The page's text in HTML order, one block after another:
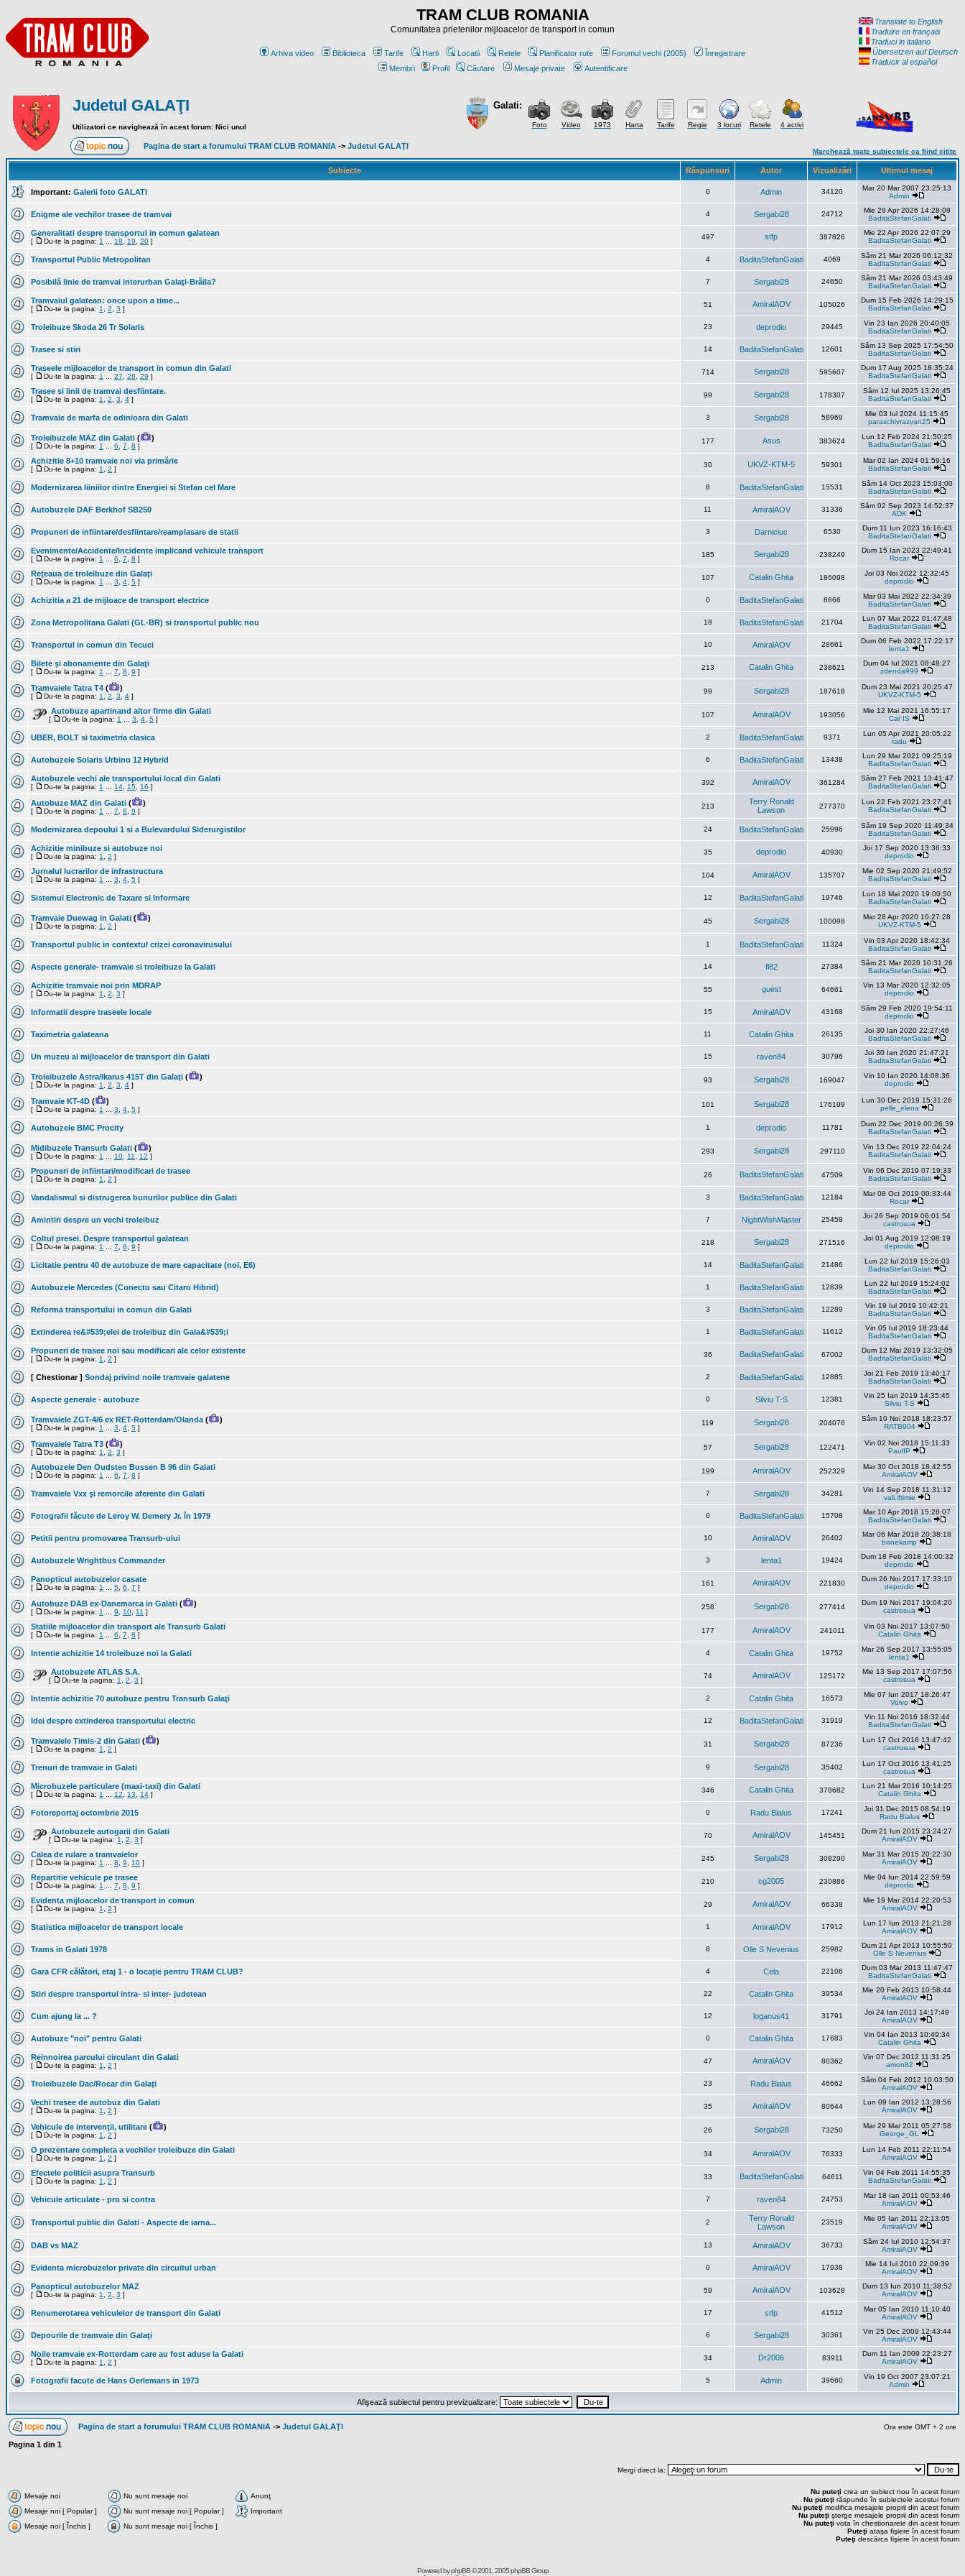
TRAM CLUB ROMANIA
Comunitatea prietenilor mijloacelor de transport in comun
Arhiva video Biblioteca Tarife Harti Locatii Retele Planificator rute Forumul vechi (2005)
Înregistrare
Membri
Profil Căutare Mesaje private Autentificare
Translate to English
Traduire en français
Traduci in italiano
Übersetzen auf Deutsch
Traducir al español
Judetul GALAŢI
Utilizatori ce navighează în acest forum: Nici unul
Galati:
Foto Video 1973 Harta Tarife Regie 3 locuri Retele 4 activi
Pagina de start a forumului TRAM CLUB ROMANIA -> Judetul GALAŢI
Marchează toate subiectele ca fiind citite
Subiecte Răspunsuri Autor Vizualizări Ultimul mesaj
Important: Galerii foto GALATI 0 Admin 34120
Mar 20 Mar 2007 23:25:13
Admin
Enigme ale vechilor trasee de tramvai 4 Sergabi28 24712
Mie 29 Apr 2026 14:28:09
BaditaStefanGalati
Generalitati despre transportul in comun galatean
[ Du-te la pagina: 1 18 19 20 ]
497 stfp 387826
Mie 22 Apr 2026 22:07:29
BaditaStefanGalati
Transportul Public Metropolitan 4 BaditaStefanGalati 4069
Sâm 21 Mar 2026 06:12:32
BaditaStefanGalati
Posibilă linie de tramvai interurban Galaţi-Brăila? 7 Sergabi28 24650
Sâm 21 Mar 2026 03:43:49
BaditaStefanGalati
Tramvaiul galatean: once upon a time...
[ Du-te la pagina: 1 2 3 ]
51 AmiralAOV 105026
Dum 15 Feb 2026 14:29:15
BaditaStefanGalati
Troleibuze Skoda 26 Tr Solaris 23 deprodio 29445
Vin 23 Ian 2026 20:40:05
BaditaStefanGalati
Trasee si stiri 14 BaditaStefanGalati 12601
Sâm 13 Sep 2025 17:54:50
BaditaStefanGalati
Traseele mijloacelor de transport in comun din Galati
[ Du-te la pagina: 1 27 28 29 ]
714 Sergabi28 595607
Dum 17 Aug 2025 18:35:24
BaditaStefanGalati
Trasee si linii de tramvai desfiintate.
[ Du-te la pagina: 1 2 3 4 ]
99 Sergabi28 178307
Sâm 12 Iul 2025 13:26:45
BaditaStefanGalati
Tramvaie de marfa de odinioara din Galati 3 Sergabi28 58969
Mie 03 Iul 2024 11:15:45
paraschivrazvan25
Troleibuzele MAZ din Galati ( )
[ Du-te la pagina: 1 6 7 8 ]
177 Asus 383624
Lun 12 Feb 2024 21:50:25
BaditaStefanGalati
Achizitie 8+10 tramvaie noi via primărie
[ Du-te la pagina: 1 2 ]
30 UKVZ-KTM-5 59301
Mar 02 Ian 2024 01:59:16
BaditaStefanGalati
Modernizarea liiniilor dintre Energiei si Stefan cel Mare 8 BaditaStefanGalati 15531
Sâm 14 Oct 2023 15:03:00
BaditaStefanGalati
Autobuzele DAF Berkhof SB250 11 AmiralAOV 31336
Sâm 02 Sep 2023 14:52:37
ADK
Propuneri de infiintare/desfiintare/reamplasare de statii 3 Darniciuc 6530
Dum 11 Iun 2023 16:16:43
BaditaStefanGalati
Evenimente/Accidente/Incidente implicand vehicule transport
[ Du-te la pagina: 1 6 7 8 ]
185 Sergabi28 238249
Dum 15 Ian 2023 22:49:41
Rocar
Reţeaua de troleibuze din Galaţi
[ Du-te la pagina: 1 3 4 5 ]
107 Catalin Ghita 186098
Joi 03 Noi 2022 12:32:45
deprodio
Achizitia a 21 de mijloace de transport electrice 0 BaditaStefanGalati 8666
Mar 03 Mai 2022 22:34:39
BaditaStefanGalati
Zona Metropolitana Galati (GL-BR) si transportul public nou 18 BaditaStefanGalati 21704
Lun 07 Mar 2022 01:47:48
BaditaStefanGalati
Transportul in comun din Tecuci 10 AmiralAOV 28661
Dum 06 Feb 2022 17:22:17
lenta1
Bilete şi abonamente din Galaţi
[ Du-te la pagina: 1 7 8 9 ]
213 Catalin Ghita 238621
Dum 04 Iul 2021 08:48:27
zdenda999
Tramvaiele Tatra T4 ( )
[ Du-te la pagina: 1 2 3 4 ]
99 Sergabi28 187618
Dum 23 Mai 2021 20:25:47
UKVZ-KTM-5
Autobuze apartinand altor firme din Galati
[ Du-te la pagina: 1 3 4 5 ]
107 AmiralAOV 193056
Mie 12 Mai 2021 16:55:17
Car IS
UBER, BOLT si taximetria clasica 2 BaditaStefanGalati 9371
Lun 05 Apr 2021 20:05:22
radu
Autobuzele Solaris Urbino 12 Hybrid 6 BaditaStefanGalati 13438
Lun 29 Mar 2021 09:25:19
BaditaStefanGalati
Autobuzele vechi ale transportului local din Galati
[ Du-te la pagina: 1 14 15 16 ]
392 AmiralAOV 361284
Sâm 27 Feb 2021 13:41:47
BaditaStefanGalati
Autobuze MAZ din Galati ( )
[ Du-te la pagina: 1 7 8 9 ]
213
Terry Ronald
Lawson
277370
Lun 22 Feb 2021 23:27:41
BaditaStefanGalati
Modernizarea depoului 1 si a Bulevardului Siderurgistilor 24 BaditaStefanGalati 25996
Sâm 19 Sep 2020 11:49:34
BaditaStefanGalati
Achizitie minibuze si autobuze noi
[ Du-te la pagina: 1 2 ]
35 deprodio 40930
Joi 17 Sep 2020 13:36:33
deprodio
Jurnalul lucrarilor de infrastructura
[ Du-te la pagina: 1 3 4 5 ]
104 AmiralAOV 135707
Mie 02 Sep 2020 21:49:52
BaditaStefanGalati
Sistemul Electronic de Taxare si Informare 12 BaditaStefanGalati 19746
Lun 18 Mai 2020 19:00:50
BaditaStefanGalati
Tramvaie Duewag in Galati ( )
[ Du-te la pagina: 1 2 ]
45 Sergabi28 100098
Mar 28 Apr 2020 10:27:28
UKVZ-KTM-5
Transportul public in contextul crizei coronavirusului 1 BaditaStefanGalati 11324
Vin 03 Apr 2020 18:42:34
BaditaStefanGalati
Aspecte generale- tramvaie si troleibuze la Galati 14 fl82 27384
Sâm 21 Mar 2020 10:31:26
BaditaStefanGalati
Achizitie tramvaie noi prin MDRAP
[ Du-te la pagina: 1 2 3 ]
55 guest 64661
Vin 13 Mar 2020 12:32:05
deprodio
Informatii despre traseele locale 15 AmiralAOV 43168
Sâm 29 Feb 2020 19:54:11
deprodio
Taximetria galateana 11 Catalin Ghita 26135
Joi 30 Ian 2020 22:27:46
BaditaStefanGalati
Un muzeu al mijloacelor de transport din Galati 15 raven84 30796
Joi 30 Ian 2020 21:47:21
BaditaStefanGalati
Troleibuzele Astra/Ikarus 415T din Galaţi ( )
[ Du-te la pagina: 1 2 3 4 ]
93 Sergabi28 169047
Vin 10 Ian 2020 14:08:36
deprodio
Tramvaie KT-4D ( )
[ Du-te la pagina: 1 3 4 5 ]
101 Sergabi28 176199
Lun 30 Dec 2019 15:31:26
pelle_elena
Autobuzele BMC Procity 1 deprodio 11781
Dum 22 Dec 2019 00:26:39
BaditaStefanGalati
Midibuzele Transurb Galati ( )
[ Du-te la pagina: 1 10 11 12 ]
293 Sergabi28 297110
Vin 13 Dec 2019 22:04:24
BaditaStefanGalati
Propuneri de infiintari/modificari de trasee
[ Du-te la pagina: 1 2 ]
26 BaditaStefanGalati 47509
Vin 06 Dec 2019 07:19:33
BaditaStefanGalati
Vandalismul si distrugerea bunurilor publice din Galati 3 BaditaStefanGalati 12184
Mar 08 Oct 2019 00:33:44
Rocar
Amintiri despre un vechi troleibuz 7 NightWishMaster 25458
Joi 26 Sep 2019 06:01:54
castrosua
Coltul presei. Despre transportul galatean
[ Du-te la pagina: 1 7 8 9 ]
218 Sergabi28 271516
Joi 01 Aug 2019 12:08:19
deprodio
Licitatie pentru 40 de autobuze de mare capacitate (noi, E6) 14 BaditaStefanGalati 21486
Lun 22 Iul 2019 15:26:03
BaditaStefanGalati
Autobuzele Mercedes (Conecto sau Citaro Hibrid) 1 BaditaStefanGalati 12839
Lun 22 Iul 2019 15:24:02
BaditaStefanGalati
Reforma transportului in comun din Galati 3 BaditaStefanGalati 12289
Vin 19 Iul 2019 10:42:21
BaditaStefanGalati
Extinderea re&#539;elei de troleibuz din Gala&#539;i 1 BaditaStefanGalati 11612
Vin 05 Iul 2019 18:23:44
BaditaStefanGalati
Propuneri de trasee noi sau modificari ale celor existente
[ Du-te la pagina: 1 2 ]
36 BaditaStefanGalati 67002
Dum 12 Mai 2019 13:32:05
BaditaStefanGalati
[ Chestionar ] Sondaj privind noile tramvaie galatene 2 BaditaStefanGalati 12885
Joi 21 Feb 2019 13:40:17
BaditaStefanGalati
Aspecte generale - autobuze 0 Silviu T-S 12381
Vin 25 Ian 2019 14:35:45
Silviu T-S
Tramvaiele ZGT-4/6 ex RET-Rotterdam/Olanda ( )
[ Du-te la pagina: 1 3 4 5 ]
119 Sergabi28 204076
Sâm 10 Noi 2018 18:23:57
RATB904
Tramvaiele Tatra T3 ( )
[ Du-te la pagina: 1 2 3 ]
57 Sergabi28 122471
Vin 02 Noi 2018 15:11:33
PaulIP
Autobuzele Den Oudsten Bussen B 96 din Galati
[ Du-te la pagina: 1 6 7 8 ]
199 AmiralAOV 252329
Mar 30 Oct 2018 18:42:55
AmiralAOV
Tramvaiele Vxx şi remorcile aferente din Galati 7 Sergabi28 34281
Vin 14 Sep 2018 11:31:12
vali.iftimie
Fotografii făcute de Leroy W. Demery Jr. în 1979 0 BaditaStefanGalati 15708
Mar 10 Apr 2018 15:28:07
BaditaStefanGalati
Petitii pentru promovarea Transurb-ului 10 AmiralAOV 26402
Mar 06 Mar 2018 20:38:18
bonekamp
Autobuzele Wrightbus Commander 3 lenta1 19424
Dum 18 Feb 2018 14:00:32
deprodio
Panopticul autobuzelor casate
[ Du-te la pagina: 1 5 6 7 ]
161 AmiralAOV 221830
Dum 26 Noi 2017 17:33:10
deprodio
Autobuze DAB ex-Danemarca in Galati ( )
[ Du-te la pagina: 1 9 10 11 ]
258 Sergabi28 277414
Dum 19 Noi 2017 19:04:20
castrosua
Statiile mijloacelor din transport ale Transurb Galati
[ Du-te la pagina: 1 6 7 8 ]
177 AmiralAOV 241011
Vin 03 Noi 2017 13:07:50
Catalin Ghita
Intentie achizitie 14 troleibuze noi la Galati 4 Catalin Ghita 19752
Mar 26 Sep 2017 13:55:05
lenta1
Autobuzele ATLAS S.A.
[ Du-te la pagina: 1 2 3 ]
74 AmiralAOV 125172
Mie 13 Sep 2017 17:07:56
castrosua
Intentie achizitie 70 autobuze pentru Transurb Galaţi 2 Catalin Ghita 16573
Mie 07 Iun 2017 18:26:47
Volvo
Idei despre extinderea transportului electric 12 BaditaStefanGalati 31919
Vin 11 Noi 2016 18:32:44
BaditaStefanGalati
Tramvaiele Timis-2 din Galati ( )
[ Du-te la pagina: 1 2 ]
31 Sergabi28 87236
Lun 17 Oct 2016 13:47:42
castrosua
Trenuri de tramvaie in Galati 9 Sergabi28 35402
Lun 17 Oct 2016 13:41:25
castrosua
Microbuzele particulare (maxi-taxi) din Galati
[ Du-te la pagina: 1 12 13 14 ]
346 Catalin Ghita 378682
Lun 21 Mar 2016 10:14:25
Catalin Ghita
Fotoreportaj octombrie 2015 0 Radu Bialus 17241
Joi 31 Dec 2015 08:54:19
Radu Bialus
Autobuzele autogarii din Galati
[ Du-te la pagina: 1 2 3 ]
70 AmiralAOV 145451
Dum 21 Iun 2015 23:24:27
AmiralAOV
Calea de rulare a tramvaielor
[ Du-te la pagina: 1 8 9 10 ]
245 Sergabi28 308290
Mar 31 Mar 2015 20:22:30
AmiralAOV
Repartitie vehicule pe trasee
[ Du-te la pagina: 1 7 8 9 ]
210 cg2005 230886
Mie 04 Iun 2014 22:59:59
deprodio
Evidenta mijloacelor de transport in comun
[ Du-te la pagina: 1 2 ]
29 AmiralAOV 66338
Mie 19 Mar 2014 22:20:53
AmiralAOV
Statistica mijloacelor de transport locale 1 AmiralAOV 17912
Lun 17 Iun 2013 21:21:28
AmiralAOV
Trams in Galati 1978 8 Olle S Nevenius 25982
Dum 21 Apr 2013 10:55:50
Olle S Nevenius
Gara CFR călători, etaj 1 - o locaţie pentru TRAM CLUB? 4 Cela 22106
Dum 03 Mar 2013 11:47:47
BaditaStefanGalati
Stiri despre transportul intra- si inter- judetean 22 Catalin Ghita 39534
Mie 20 Feb 2013 10:58:44
AmiralAOV
Cum ajung la ... ? 12 loganus41 31791
Joi 24 Ian 2013 14:17:49
AmiralAOV
Autobuze "noi" pentru Galati 0 Catalin Ghita 17683
Vin 04 Ian 2013 10:49:34
Catalin Ghita
Reinnoirea parcului circulant din Galati
[ Du-te la pagina: 1 2 ]
47 AmiralAOV 80362
Vin 07 Dec 2012 11:31:25
amon82
Troleibuzele Dac/Rocar din Galaţi 23 Radu Bialus 46662
Sâm 04 Feb 2012 10:03:50
AmiralAOV
Vechi trasee de autobuz din Galati
[ Du-te la pagina: 1 2 ]
35 AmiralAOV 80644
Lun 09 Ian 2012 13:28:56
AmiralAOV
Vehicule de intervenţii, utilitare ( )
[ Du-te la pagina: 1 2 ]
26 Sergabi28 73250
Mar 29 Mar 2011 05:27:58
George_GL
O prezentare completa a vechilor troleibuze din Galati
[ Du-te la pagina: 1 2 ]
34 AmiralAOV 76333
Lun 14 Feb 2011 22:11:54
AmiralAOV
Efectele politicii asupra Transurb
[ Du-te la pagina: 1 2 ]
33 BaditaStefanGalati 64611
Vin 04 Feb 2011 14:55:35
BaditaStefanGalati
Vehicule articulate - pro si contra 7 raven84 24753
Mar 18 Ian 2011 00:53:46
AmiralAOV
Transportul public din Galati - Aspecte de iarna... 2
Terry Ronald
Lawson
23519
Mie 05 Ian 2011 22:13:05
AmiralAOV
DAB vs MAZ 13 AmiralAOV 36733
Sâm 24 Iul 2010 12:54:37
AmiralAOV
Evidenta microbuzelor private din circuitul urban 0 AmiralAOV 17938
Mie 14 Iul 2010 22:09:39
AmiralAOV
Panopticul autobuzelor MAZ
[ Du-te la pagina: 1 2 3 ]
59 AmiralAOV 103628
Dum 13 Iun 2010 11:38:52
AmiralAOV
Renumerotarea vehiculelor de transport din Galati 17 stfp 41512
Mar 05 Ian 2010 11:10:40
AmiralAOV
Depourile de tramvaie din Galaţi 6 Sergabi28 30361
Vin 25 Dec 2009 12:43:44
AmiralAOV
Noile tramvaie ex-Rotterdam care au fost aduse la Galati
[ Du-te la pagina: 1 2 ]
34 Dr2006 83911
Dum 11 Ian 2009 22:23:27
AmiralAOV
Fotografii facute de Hans Oerlemans in 1973 5 Admin 39660
Vin 19 Oct 2007 23:07:21
Admin
Afişează subiectul pentru previzualizare:
Pagina de start a forumului TRAM CLUB ROMANIA -> Judetul GALAŢI Ora este GMT + 2 ore
Pagina 1 din 1
Mergi direct la:
Mesaje noi Nu sunt mesaje noi
Anunţ
Mesaje noi [ Popular ]
Nu sunt mesaje noi [ Popular ]
Important
Mesaje noi [ Închis ]
Nu sunt mesaje noi [ Închis ]
Nu puteţi crea un subiect nou în acest forum
Nu puteţi răspunde în subiectele acestui forum
Nu puteţi modifica mesajele proprii din acest forum
Nu puteţi şterge mesajele proprii din acest forum
Nu puteţi vota în chestionarele din acest forum
Puteţi ataşa fişiere în acest forum
Puteţi descărca fişiere în acest forum
Powered byphpBB© 2001, 2005 phpBB Group